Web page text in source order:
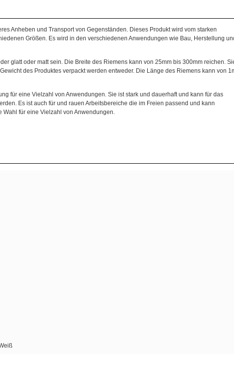
Anheben und Transport von Gegenständen. Dieses Produkt wird vom starken
Größen. Es wird in den verschiedenen Anwendungen wie Bau, Herstellung
glatt oder matt sein. Die Breite des Riemens kann von 25mm bis 300mm reichen.
des Produktes verpackt werden entweder. Die Länge des Riemens kann von
für eine Vielzahl von Anwendungen. Sie ist stark und dauerhaft und kann für das
Es ist auch für und rauen Arbeitsbereiche die im Freien passend und kann
für eine Vielzahl von Anwendungen.